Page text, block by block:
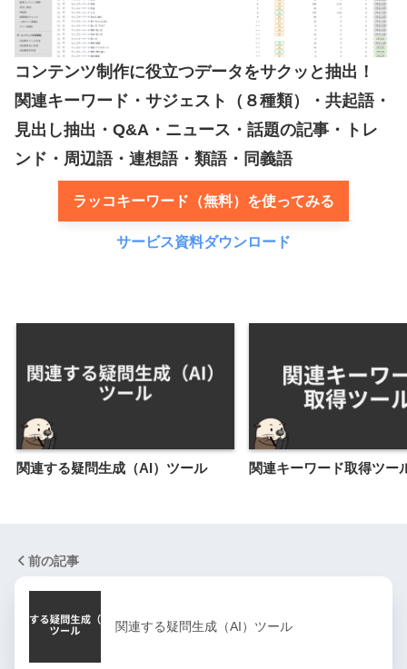
コンテンツ制作に役立つデータをサクッと抽出！
関連キーワード・サジェスト（８種類）・共起語・
見出し抽出・Q&A・ニュース・話題の記事・トレ
ンド・周辺語・連想語・類語・同義語
ラッコキーワード（無料）を使ってみる
サービス資料ダウンロード
関連する疑問生成（AI）ツール 関連キーワード取得ツー
前の記事
関連する疑問生成（AI）ツール